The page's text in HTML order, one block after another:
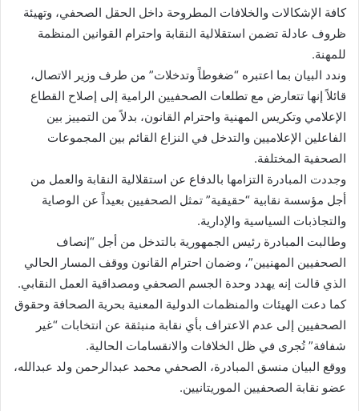
كافة الإشكالات والخلافات المطروحة داخل الحقل الصحفي، وتهيئة
ظروف عادلة تضمن استقلالية النقابة واحترام القوانين المنظمة
للمهنة.
وندد البيان بما اعتبره “ضغوطاً وتدخلات” من طرف وزير الاتصال،
قائلاً إنها تتعارض مع تطلعات الصحفيين الرامية إلى إصلاح القطاع
الإعلامي وتكريس المهنية واحترام القانون، بدلاً من التمييز بين
الفاعلين الإعلاميين والتدخل في النزاع القائم بين المجموعات
الصحفية المختلفة.
وجددت المبادرة التزامها بالدفاع عن استقلالية النقابة والعمل من
أجل مؤسسة نقابية “حقيقية” تمثل الصحفيين بعيداً عن الوصاية
والتجاذبات السياسية والإدارية.
وطالبت المبادرة رئيس الجمهورية بالتدخل من أجل “إنصاف
الصحفيين المهنيين”، وضمان احترام القانون ووقف المسار الحالي
الذي قالت إنه يهدد وحدة الجسم الصحفي ومصداقية العمل النقابي.
كما دعت الهيئات والمنظمات الدولية المعنية بحرية الصحافة وحقوق
الصحفيين إلى عدم الاعتراف بأي نقابة منبثقة عن انتخابات “غير
شفافة” تُجرى في ظل الخلافات والانقسامات الحالية.
ووقع البيان منسق المبادرة، الصحفي محمد عبدالرحمن ولد عبدالله،
عضو نقابة الصحفيين الموريتانيين.